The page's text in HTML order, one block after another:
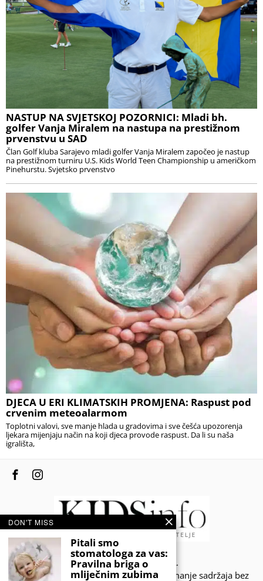
NASTUP NA SVJETSKOJ POZORNICI: Mladi bh.
golfer Vanja Miralem na nastupa na prestižnom
prvenstvu u SAD
Član Golf kluba Sarajevo mladi golfer Vanja Miralem započeo je nastup
na prestižnom turniru U.S. Kids World Teen Championship u američkom
Pinehurstu. Svjetsko prvenstvo
DJECA U ERI KLIMATSKIH PROMJENA: Raspust pod
crvenim meteoalarmom
Toplotni valovi, sve manje hlada u gradovima i sve češća upozorenja
ljekara mijenjaju način na koji djeca provode raspust. Da li su naša
igrališta,
© 2020 - KIDSINFO.BA.
Sva prava zadržana. Zabranjeno preuzimanje sadržaja bez
DON'T MISS
Pitali smo
stomatologa za vas:
Pravilna briga o
mliječnim zubima